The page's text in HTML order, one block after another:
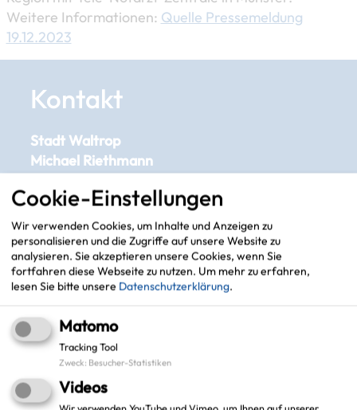
Weitere Informationen: Quelle Pressemeldung
19.12.2023
Kontakt
Stadt Waltrop
Michael Riethmann
michael.riethmann[at]​waltrop(dot)de
Adresse auf Karte
+
−
Cookie-Einstellungen
Wir verwenden Cookies, um Inhalte und Anzeigen zu
personalisieren und die Zugriffe auf unsere Website zu
analysieren. Sie akzeptieren unsere Cookies, wenn Sie
fortfahren diese Webseite zu nutzen. Um mehr zu erfahren,
lesen Sie bitte unsere Datenschutzerklärung.
Matomo
Tracking Tool
Zweck: Besucher-Statistiken
Videos